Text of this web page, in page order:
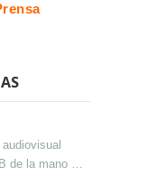
de la mano de